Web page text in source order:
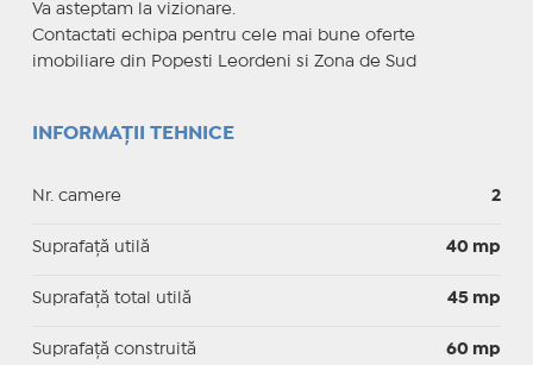
Va asteptam la vizionare.
Contactati echipa pentru cele mai bune oferte
imobiliare din Popesti Leordeni si Zona de Sud
INFORMAȚII TEHNICE
Nr. camere 2
Suprafaţă utilă 40 mp
Suprafaţă total utilă 45 mp
Suprafaţă construită 60 mp